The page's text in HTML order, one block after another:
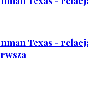
Texas -